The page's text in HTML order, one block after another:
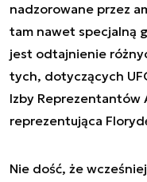
nadzorowane przez
tam nawet specjalną
jest odtajnienie
tych, dotyczących
Izby Reprezentantów
reprezentująca
Nie dość, że